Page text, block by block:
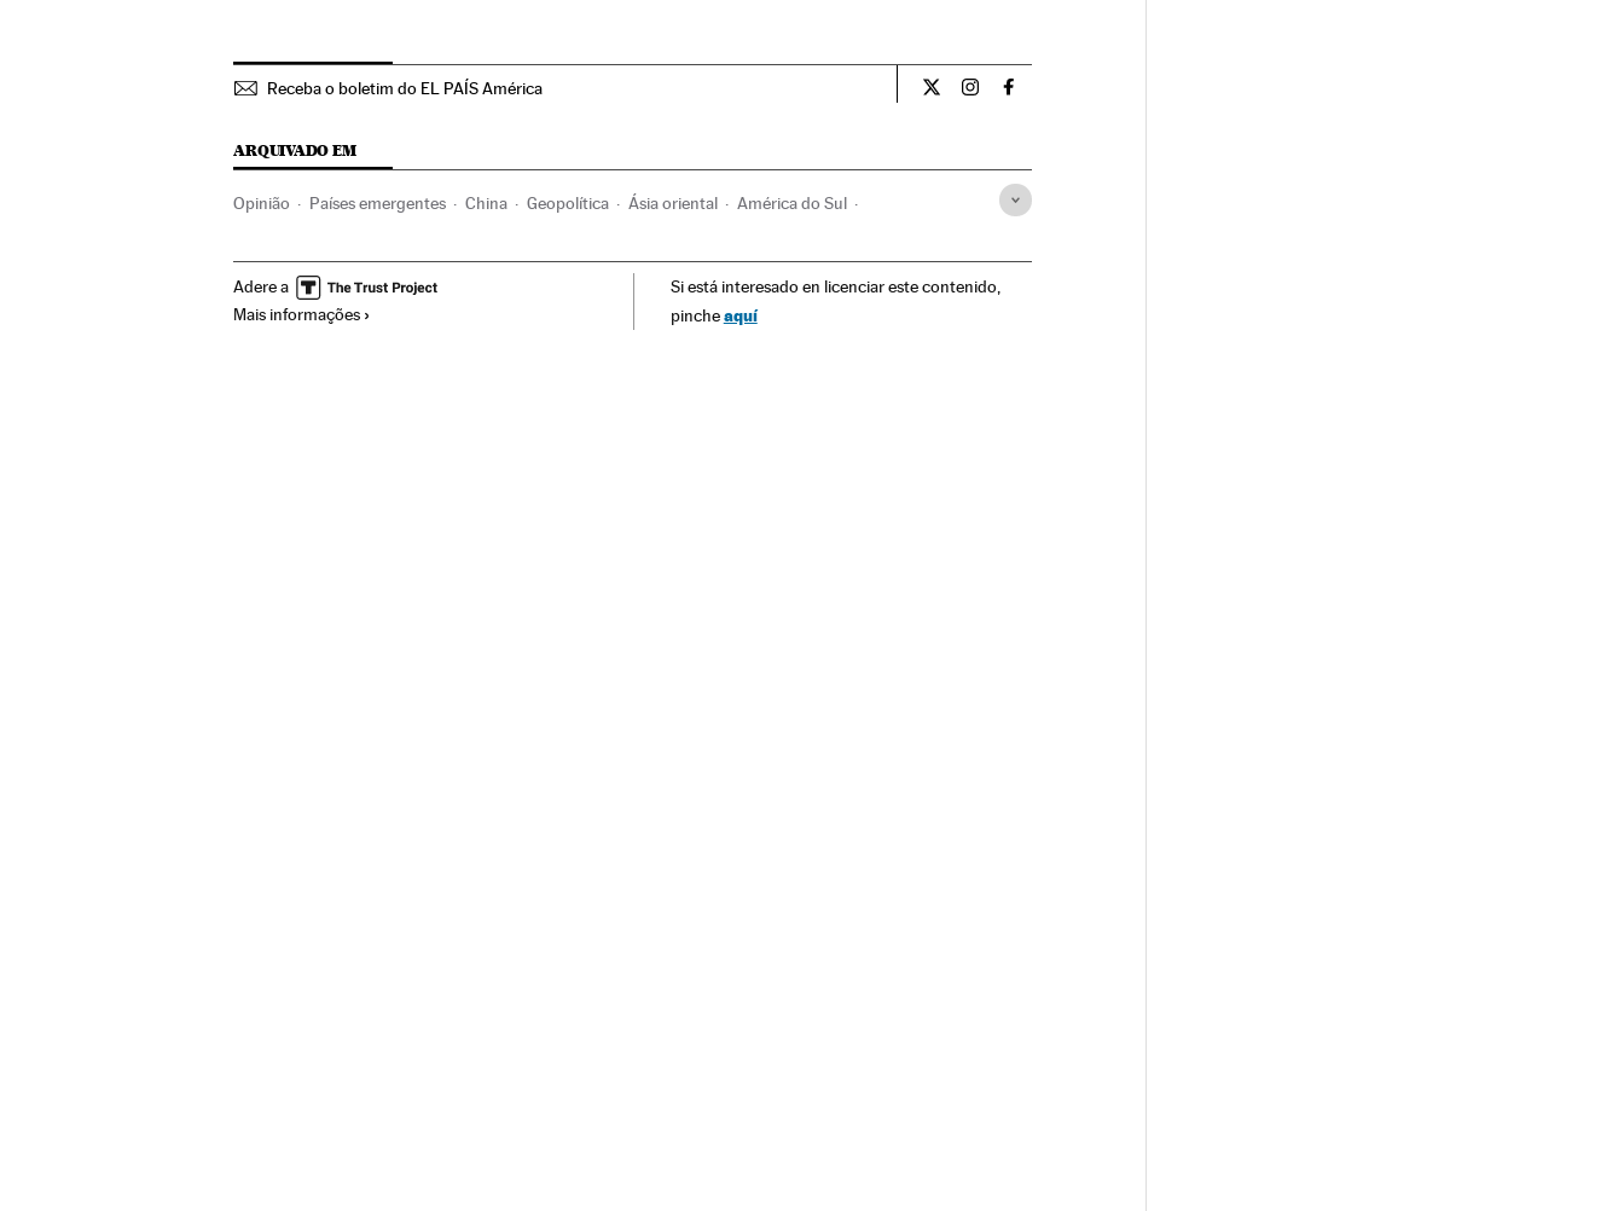
Receba o boletim do EL PAÍS América Opiniao El País Brasil en Twitter
Opiniao El País Brasil en Instagram
Opiniao El País Brasil en Facebook
ARQUIVADO EM
Opinião Países emergentes China Geopolítica Ásia oriental América do Sul
BRICS
Adere a
Mais informações
Si está interesado en licenciar este contenido,
pincheaquí